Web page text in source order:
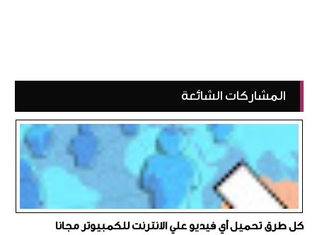
المشاركات الشائعة
كل طرق تحميل أي فيديو علي الانترنت للكمبيوتر مجانا